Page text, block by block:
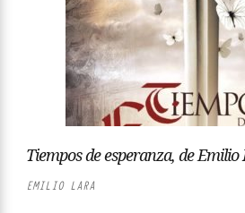
Tiempos de esperanza, de
EMILIO LARA